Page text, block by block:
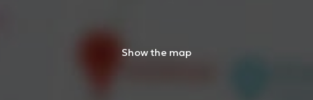
Show the map